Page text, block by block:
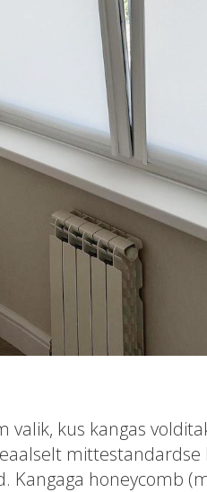
kus kangas
mittestandardse
Kangaga honeycomb